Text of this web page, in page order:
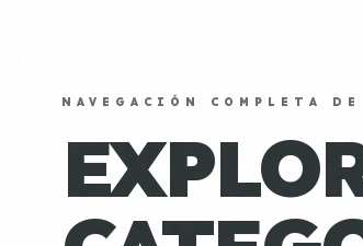
NAVEGACIÓN COMPLETA